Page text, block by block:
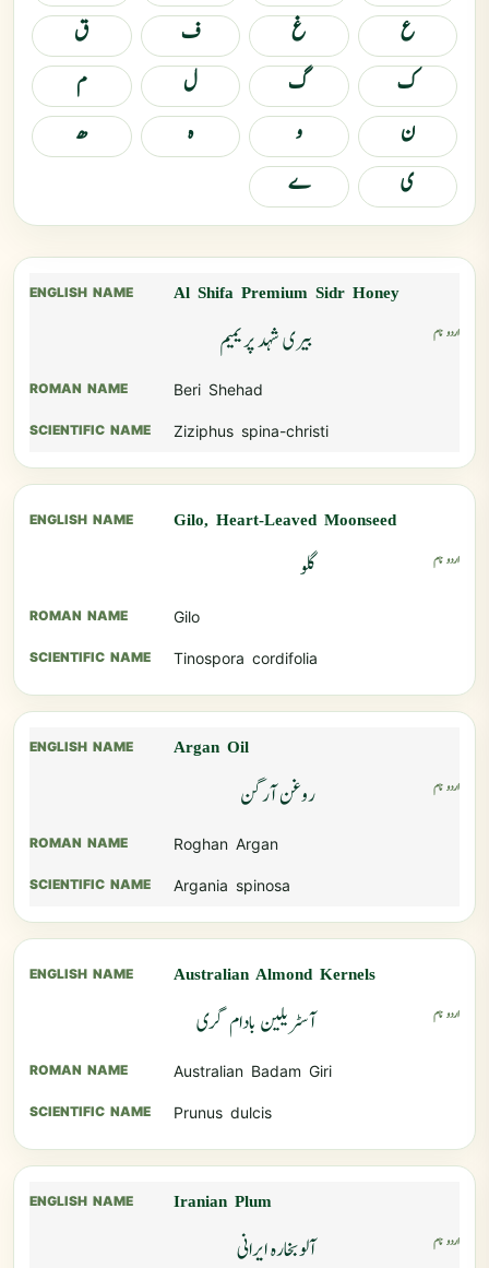
ع
غ ف
ق
ک
گ ل
م
ن
و ہ
ھ
ی
ے
Al Shifa Premium Sidr Honey
بیری شہد پریمیم
Beri Shehad
Ziziphus spina-christi
Gilo, Heart-Leaved Moonseed
گلو
Gilo
Tinospora cordifolia
Argan Oil
روغن آرگن
Roghan Argan
Argania spinosa
Australian Almond Kernels
آسٹریلین بادام گری
Australian Badam Giri
Prunus dulcis
Iranian Plum
آلوبخارہ ایرانی